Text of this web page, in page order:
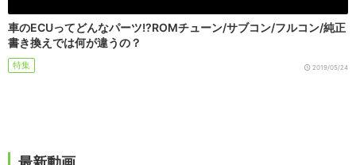
車のECUってどんなパーツ!?ROMチューン/サブコン/フルコン/純正
書き換えでは何が違うの？
特集 2019/05/24